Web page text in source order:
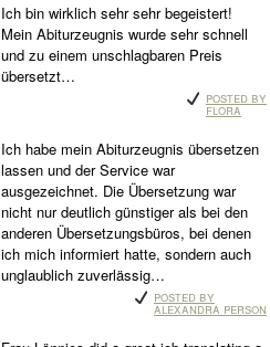
Ich bin wirklich sehr sehr begeistert!
Mein Abiturzeugnis wurde sehr schnell
und zu einem unschlagbaren Preis
übersetzt…
Posted by
Flora
Ich habe mein Abiturzeugnis übersetzen
lassen und der Service war
ausgezeichnet. Die Übersetzung war
nicht nur deutlich günstiger als bei den
anderen Übersetzungsbüros, bei denen
ich mich informiert hatte, sondern auch
unglaublich zuverlässig…
Posted by
Alexandra Person